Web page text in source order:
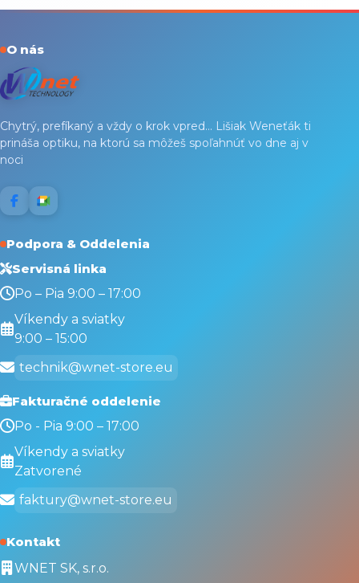
O nás
Chytrý, prefíkaný a vždy o krok vpred... Lišiak Weneťák ti
prináša optiku, na ktorú sa môžeš spoľahnúť vo dne aj v
noci
Podpora & Oddelenia
Servisná linka
Po – Pia 9:00 – 17:00
Víkendy a sviatky
9:00 – 15:00
technik@wnet-store.eu
Fakturačné oddelenie
Po - Pia 9:00 – 17:00
Víkendy a sviatky
Zatvorené
faktury@wnet-store.eu
Kontakt
WNET SK, s.r.o.